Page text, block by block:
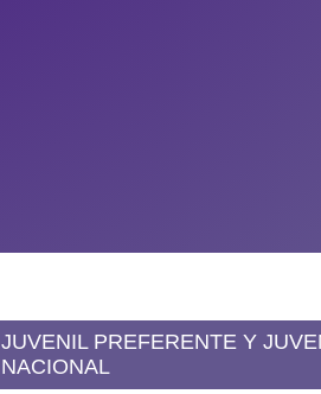
JUVENIL PREFERENTE Y
NACIONAL